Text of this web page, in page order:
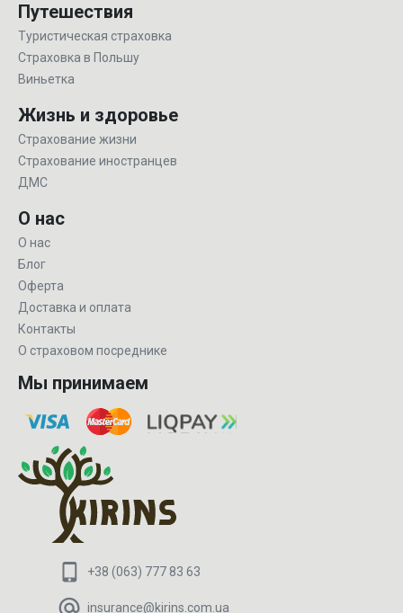
Путешествия
Туристическая страховка
Страховка в Польшу
Виньетка
Жизнь и здоровье
Страхование жизни
Страхование иностранцев
ДМС
О нас
О нас
Блог
Оферта
Доставка и оплата
Контакты
О страховом посреднике
Мы принимаем
+38 (063) 777 83 63
insurance@kirins.com.ua